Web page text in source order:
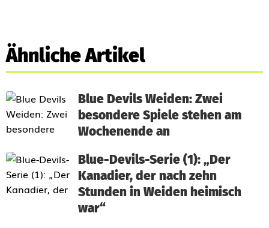
Ähnliche Artikel
Blue Devils Weiden: Zwei
besondere Spiele stehen am
Wochenende an
Blue-Devils-Serie (1): „Der
Kanadier, der nach zehn
Stunden in Weiden heimisch
war“